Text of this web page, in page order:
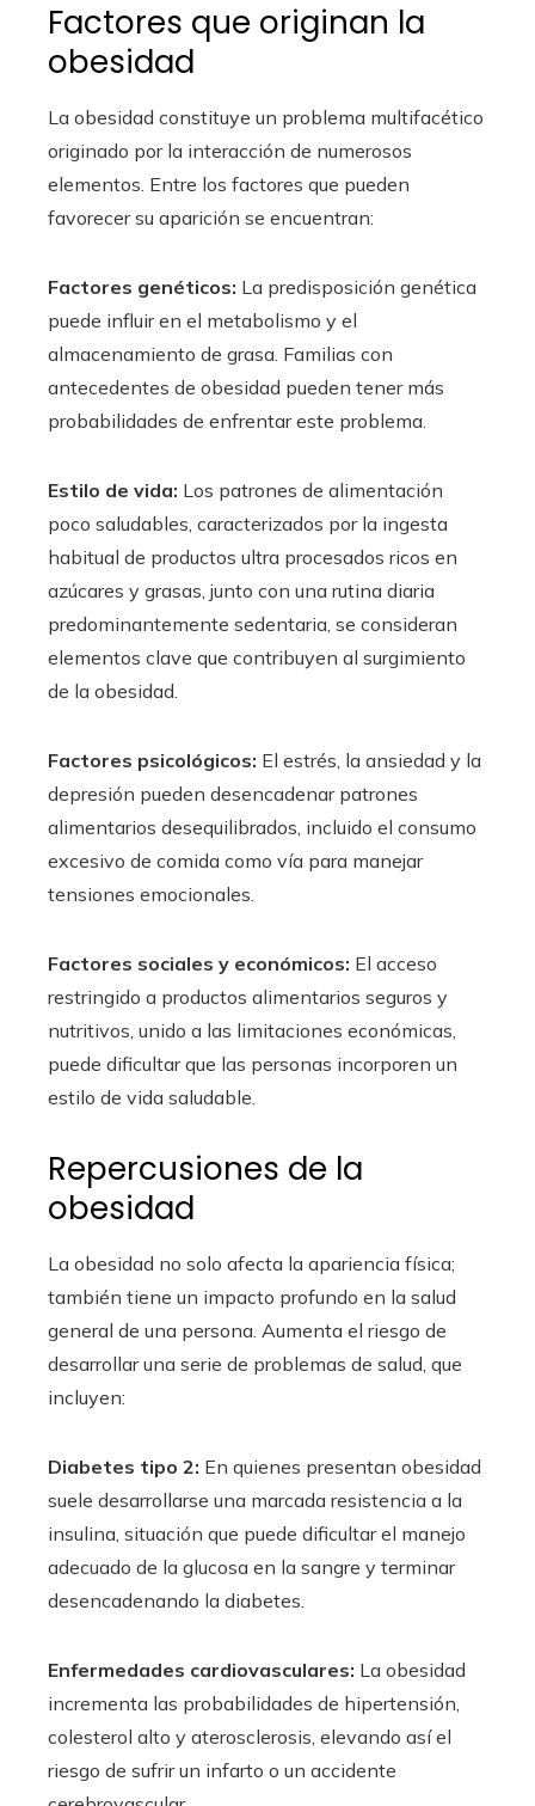
Factores que originan la
obesidad
La obesidad constituye un problema multifacético
originado por la interacción de numerosos
elementos. Entre los factores que pueden
favorecer su aparición se encuentran:
Factores genéticos: La predisposición genética
puede influir en el metabolismo y el
almacenamiento de grasa. Familias con
antecedentes de obesidad pueden tener más
probabilidades de enfrentar este problema.
Estilo de vida: Los patrones de alimentación
poco saludables, caracterizados por la ingesta
habitual de productos ultra procesados ricos en
azúcares y grasas, junto con una rutina diaria
predominantemente sedentaria, se consideran
elementos clave que contribuyen al surgimiento
de la obesidad.
Factores psicológicos: El estrés, la ansiedad y la
depresión pueden desencadenar patrones
alimentarios desequilibrados, incluido el consumo
excesivo de comida como vía para manejar
tensiones emocionales.
Factores sociales y económicos: El acceso
restringido a productos alimentarios seguros y
nutritivos, unido a las limitaciones económicas,
puede dificultar que las personas incorporen un
estilo de vida saludable.
Repercusiones de la
obesidad
La obesidad no solo afecta la apariencia física;
también tiene un impacto profundo en la salud
general de una persona. Aumenta el riesgo de
desarrollar una serie de problemas de salud, que
incluyen:
Diabetes tipo 2: En quienes presentan obesidad
suele desarrollarse una marcada resistencia a la
insulina, situación que puede dificultar el manejo
adecuado de la glucosa en la sangre y terminar
desencadenando la diabetes.
Enfermedades cardiovasculares: La obesidad
incrementa las probabilidades de hipertensión,
colesterol alto y aterosclerosis, elevando así el
riesgo de sufrir un infarto o un accidente